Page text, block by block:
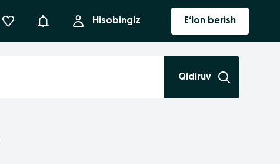
Bildirishnoma Hisobingiz E‘lon berish
Qidiruv